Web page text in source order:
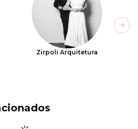
Zirpoli Arquitetura